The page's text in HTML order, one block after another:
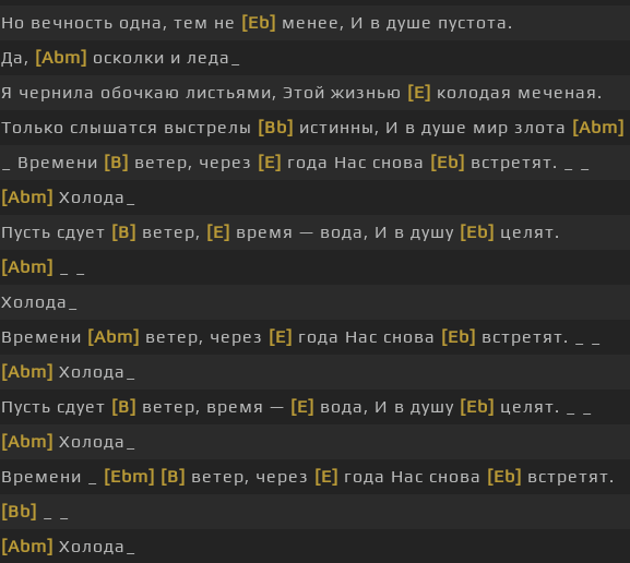
Но вечность одна, тем не [Eb] менее, И в душе пустота.
Да, [Abm] осколки и леда_
Я чернила обочкаю листьями, Этой жизнью [E] колодая меченая.
Только слышатся выстрелы [Bb] истинны, И в душе мир злота [Abm]
_ Времени [B] ветер, через [E] года Нас снова [Eb] встретят. _ _
[Abm] Холода_
Пусть сдует [B] ветер, [E] время — вода, И в душу [Eb] целят.
[Abm]
Холода_
Времени [Abm] ветер, через [E] года Нас снова [Eb] встретят. _ _
[Abm] Холода_
Пусть сдует [B] ветер, время — [E] вода, И в душу [Eb] целят. _ _
[Abm] Холода_
Времени _
[Ebm] [B] ветер, через [E] года Нас снова [Eb] встретят.
[Bb]
[Abm] Холода_